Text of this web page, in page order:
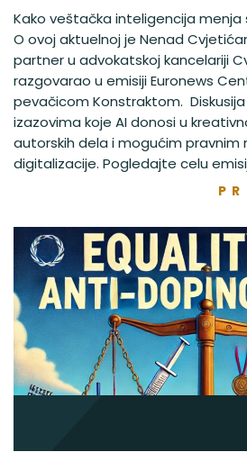
Kako veštačka inteligencija
O ovoj aktuelnoj je Nenad
partner u advokatskoj kancelariji
razgovarao u emisiji Euronews
pevačicom Konstraktom.
izazovima koje AI donosi u
autorskih dela i mogućim pravnim
digitalizacije. Pogledajte celu